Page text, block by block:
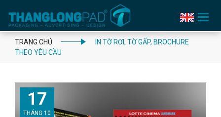
Toggle
navigation
TRANG CHỦ
IN TỜ RƠI, TỜ GẤP, BROCHURE
THEO YÊU CẦU
17
THÁNG 10